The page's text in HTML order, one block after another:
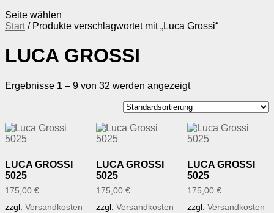
Seite wählen
Start/ Produkte verschlagwortet mit „Luca Grossi“
LUCA GROSSI
Ergebnisse 1 – 9 von 32 werden angezeigt
LUCA GROSSI
5025
175,00 €
zzgl. Versandkosten
LUCA GROSSI
5025
175,00€
zzgl.Versandkosten
LUCA GROSSI
5025
175,00€
zzgl.Versandkosten